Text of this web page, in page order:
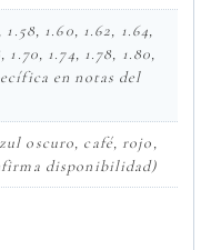
1.58, 1.60, 1.62, 1.64,
1.70, 1.74, 1.78, 1.80,
en notas del
oscuro, café, rojo,
disponibilidad)